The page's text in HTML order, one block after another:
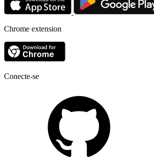
Chrome extension
Conecte-se